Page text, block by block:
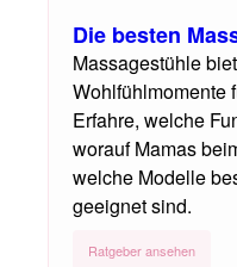
Die besten
Massagestühle
Wohlfühlmomente
Erfahre, welche
worauf Mamas
welche Modelle
geeignet sind.
Ratgeber ansehen